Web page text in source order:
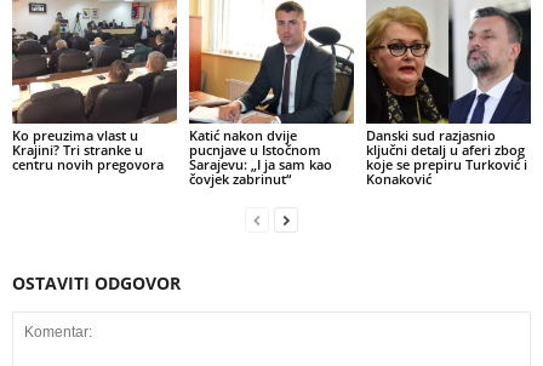
Ko preuzima vlast u
Krajini? Tri stranke u
centru novih pregovora
Katić nakon dvije
pucnjave u Istočnom
Sarajevu: „I ja sam kao
čovjek zabrinut“
Danski sud razjasnio
ključni detalj u aferi zbog
koje se prepiru Turković i
Konaković
OSTAVITI ODGOVOR